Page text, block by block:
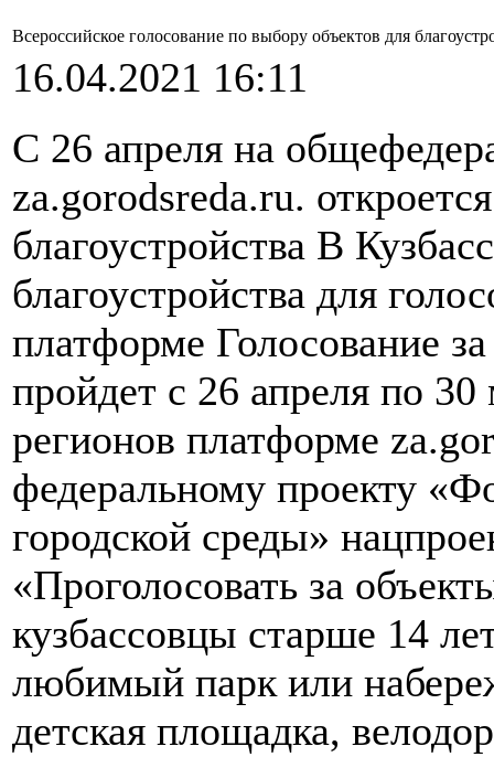
Всероссийское голосование по выбору объектов для
16.04.2021 16:11
С 26 апреля на
za.gorodsreda.ru.
благоустройства В
благоустройства для
платформе Голосование
пройдет с 26 апреля по
регионов платформе
федеральному проекту
городской среды»
«Проголосовать за
кузбассовцы старше 14
любимый парк или
детская площадка,